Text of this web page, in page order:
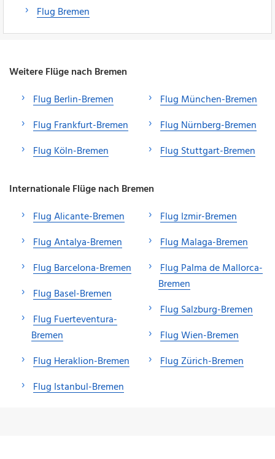
Flug Bremen
Weitere Flüge nach Bremen
Flug Berlin-Bremen
Flug Frankfurt-Bremen
Flug Köln-Bremen
Flug München-Bremen
Flug Nürnberg-Bremen
Flug Stuttgart-Bremen
Internationale Flüge nach Bremen
Flug Alicante-Bremen
Flug Antalya-Bremen
Flug Barcelona-Bremen
Flug Basel-Bremen
Flug Fuerteventura-
Bremen
Flug Heraklion-Bremen
Flug Istanbul-Bremen
Flug Izmir-Bremen
Flug Malaga-Bremen
Flug Palma de Mallorca-
Bremen
Flug Salzburg-Bremen
Flug Wien-Bremen
Flug Zürich-Bremen